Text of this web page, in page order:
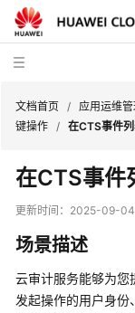
新
动
品
介
文档首页 / 应用运维
键操作 / 在CTS事件
在CTS事件
更新时间： 2025-09-
场景描述
云审计服务能够为您
发起操作的用户身